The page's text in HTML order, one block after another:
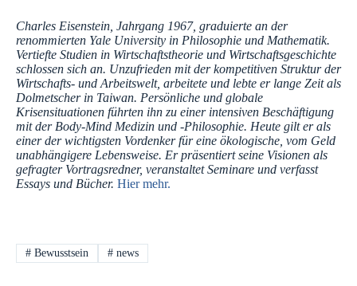
Charles Eisenstein, Jahrgang 1967, graduierte an der
renommierten Yale University in Philosophie und Mathematik.
Vertiefte Studien in Wirtschaftstheorie und Wirtschaftsgeschichte
schlossen sich an. Unzufrieden mit der kompetitiven Struktur der
Wirtschafts- und Arbeitswelt, arbeitete und lebte er lange Zeit als
Dolmetscher in Taiwan. Persönliche und globale
Krisensituationen führten ihn zu einer intensiven Beschäftigung
mit der Body-Mind Medizin und -Philosophie. Heute gilt er als
einer der wichtigsten Vordenker für eine ökologische, vom Geld
unabhängigere Lebensweise. Er präsentiert seine Visionen als
gefragter Vortragsredner, veranstaltet Seminare und verfasst
Essays und Bücher. Hier mehr.
#Bewusstsein #news